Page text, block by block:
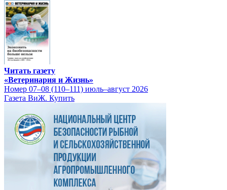
Читать газету
«Ветеринария и Жизнь»
Номер 07–08 (110–111) июль–август 2026
Газета ВиЖ. Купить